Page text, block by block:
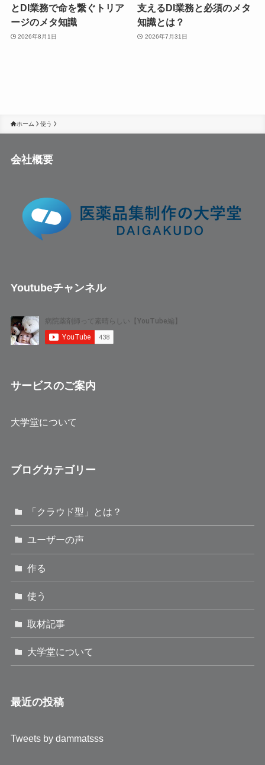
とDI業務で命を繋ぐトリア
ージのメタ知識
2026年8月1日
支えるDI業務と必須のメタ
知識とは？
2026年7月31日
ホーム 使う
会社概要
Youtubeチャンネル
サービスのご案内
大学堂について
ブログカテゴリー
「クラウド型」とは？
ユーザーの声
作る
使う
取材記事
大学堂について
最近の投稿
Tweets by dammatsss